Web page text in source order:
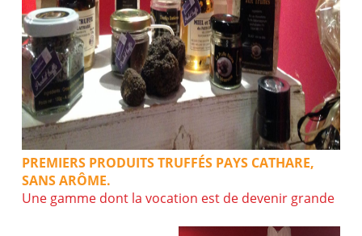
PREMIERS PRODUITS TRUFFÉS PAYS CATHARE,
SANS ARÔME.
Une gamme dont la vocation est de devenir grande